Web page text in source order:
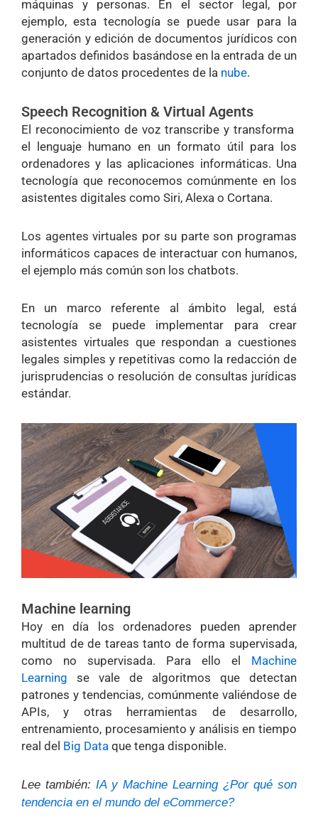
máquinas y personas. En el sector legal, por
ejemplo, esta tecnología se puede usar para la
generación y edición de documentos jurídicos con
apartados definidos basándose en la entrada de un
conjunto de datos procedentes de la nube.
Speech Recognition & Virtual Agents
El reconocimiento de voz transcribe y transforma
el lenguaje humano en un formato útil para los
ordenadores y las aplicaciones informáticas. Una
tecnología que reconocemos comúnmente en los
asistentes digitales como Siri, Alexa o Cortana.
Los agentes virtuales por su parte son programas
informáticos capaces de interactuar con humanos,
el ejemplo más común son los chatbots.
En un marco referente al ámbito legal, está
tecnología se puede implementar para crear
asistentes virtuales que respondan a cuestiones
legales simples y repetitivas como la redacción de
jurisprudencias o resolución de consultas jurídicas
estándar.
Machine learning
Hoy en día los ordenadores pueden aprender
multitud de de tareas tanto de forma supervisada,
como no supervisada. Para ello el Machine
Learning se vale de algoritmos que detectan
patrones y tendencias, comúnmente valiéndose de
APIs, y otras herramientas de desarrollo,
entrenamiento, procesamiento y análisis en tiempo
real del Big Data que tenga disponible.
Lee también: IA y Machine Learning ¿Por qué son
tendencia en el mundo del eCommerce?